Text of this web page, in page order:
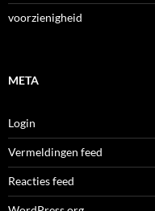
voorzienigheid
META
Login
Vermeldingen feed
Reacties feed